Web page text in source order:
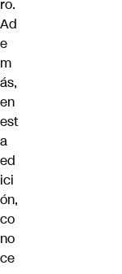
ro.
Ad
e
m
ás,
en
est
a
ed
ici
ón,
co
no
ce